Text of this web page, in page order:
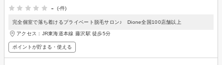
-
(-件)
完全個室で落ち着けるプライベート脱毛サロン♪ Dione全国100店舗以上
アクセス：JR東海道本線 藤沢駅 徒歩5分
ポイントが貯まる・使える